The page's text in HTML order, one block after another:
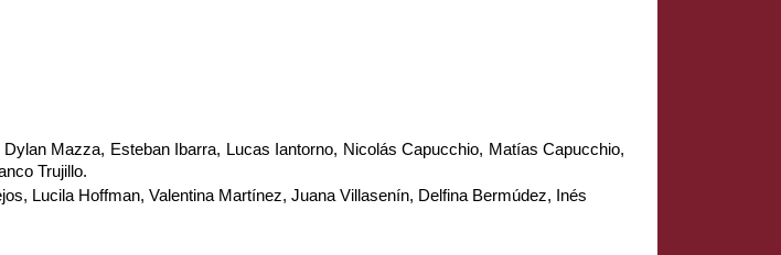
Mazza, Esteban Ibarra, Lucas Iantorno, Nicolás Capucchio, Matías Capucchio,
Trujillo.
Lucila Hoffman, Valentina Martínez, Juana Villasenín, Delfina Bermúdez, Inés